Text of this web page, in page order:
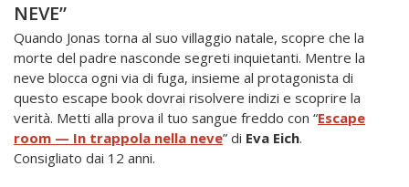
NEVE”
Quando Jonas torna al suo villaggio natale, scopre che la
morte del padre nasconde segreti inquietanti. Mentre la
neve blocca ogni via di fuga, insieme al protagonista di
questo escape book dovrai risolvere indizi e scoprire la
verità. Metti alla prova il tuo sangue freddo con “Escape
room — In trappola nella neve” di Eva Eich.
Consigliato dai 12 anni.